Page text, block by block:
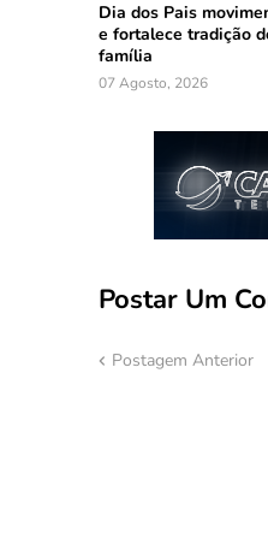
Dia dos Pais
e fortalece tradição
família
07 Agosto, 2026
Postar Um
Postagem Anterior